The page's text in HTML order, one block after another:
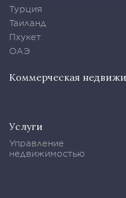
Турция
Таиланд
Пхукет
ОАЭ
Коммерческая
Услуги
Управление
недвижимостью